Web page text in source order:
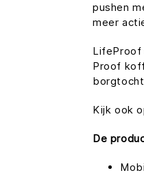
pushen
meer
LifeProof
Proof
Kijk ook
De